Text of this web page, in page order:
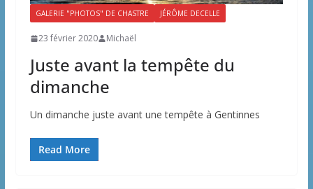
GALERIE "PHOTOS" DE CHASTRE JÉRÔME DECELLE
23 février 2020 Michaël
Juste avant la tempête du
dimanche
Un dimanche juste avant une tempête à Gentinnes
Read More